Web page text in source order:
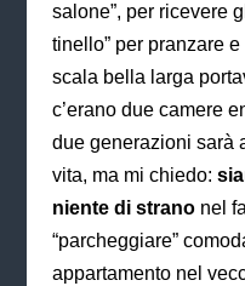
salone”, per ricevere
tinello” per pranzare
scala bella larga
c’erano due camere
due generazioni sarà
vita, ma mi chiedo:
niente di stranonel
“parcheggiare”
appartamento nel